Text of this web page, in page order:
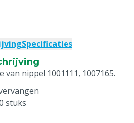
Specificaties
van nippel 1001111, 1007165.
stuks